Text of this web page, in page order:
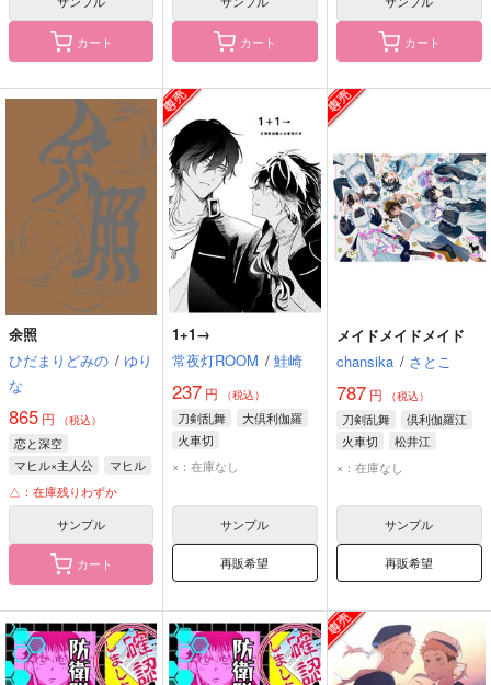
カート カート カート
余照
ひだまりどみの / ゆり
な
865 円 （税込）
恋と深空
マヒル×主人公
マヒル
主人公
△：在庫残りわずか
サンプル
カート
1+1→
常夜灯ROOM / 鮭崎
237 円 （税込）
刀剣乱舞
大倶利伽羅
火車切
×：在庫なし
サンプル
再販希望
メイドメイドメイド
chansika / さとこ
787円 （税込）
刀剣乱舞
倶利伽羅江
火車切
松井江
×：在庫なし
サンプル
再販希望